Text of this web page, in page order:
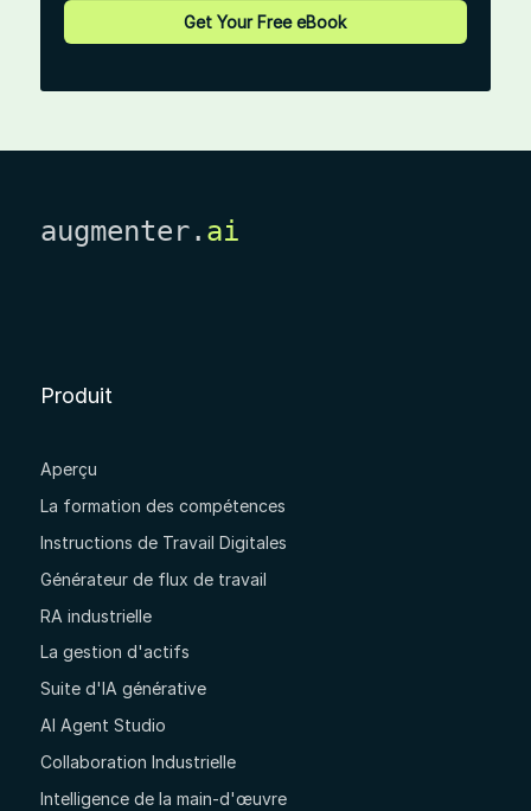
augmenter. ai
Produit
Aperçu
La formation des compétences
Instructions de Travail Digitales
Générateur de flux de travail
RA industrielle
La gestion d'actifs
Suite d'IA générative
AI Agent Studio
Collaboration Industrielle
Intelligence de la main-d'œuvre